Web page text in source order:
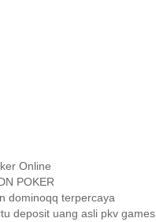
Online
POKER
dominoqq terpercaya
deposit uang asli pkv games